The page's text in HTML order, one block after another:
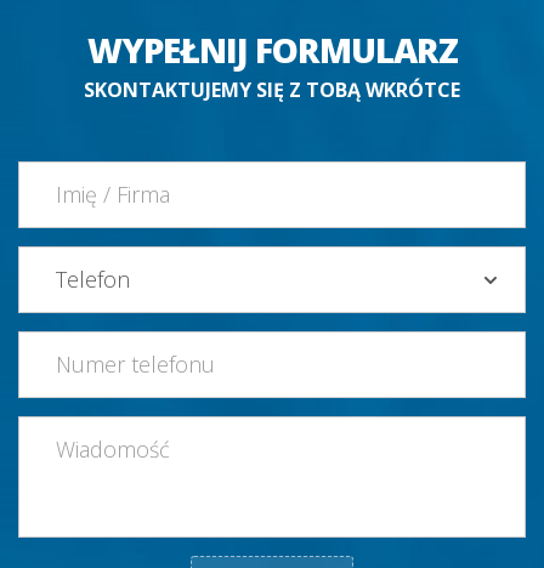
WYPEŁNIJ FORMULARZ
SKONTAKTUJEMY SIĘ Z TOBĄ WKRÓTCE